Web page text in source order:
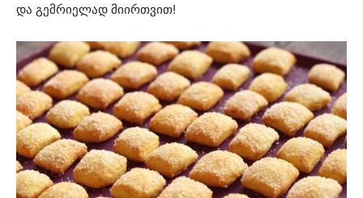
და გემრიელად მიირთვით!